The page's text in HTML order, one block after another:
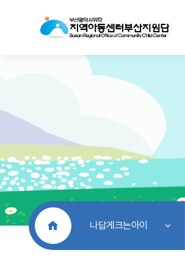
처음으로나답게크는아이